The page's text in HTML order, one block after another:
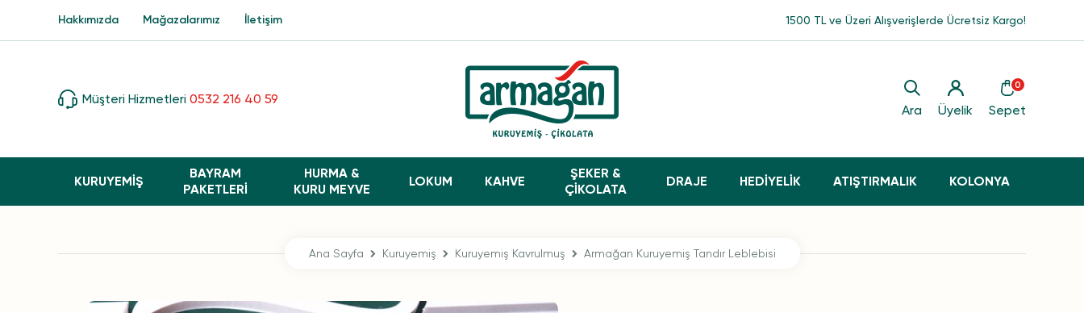
Müşteri Hizmetleri 0532 216 40 59
Ara Üyelik
0
Sepet
KURUYEMİŞ
BAYRAM
PAKETLERI
HURMA &
KURU MEYVE
LOKUM KAHVE
ŞEKER &
ÇİKOLATA
DRAJE HEDİYELİK ATIŞTIRMALIK KOLONYA
Hakkımızda Mağazalarımız İletişim 1500 TL ve Üzeri Alışverişlerde Ücretsiz Kargo!
Ana Sayfa Kuruyemiş Kuruyemiş Kavrulmuş Armağan Kuruyemiş Tandır Leblebisi